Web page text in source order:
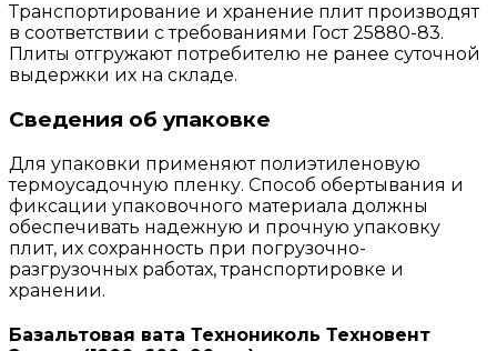
Транспортирование и хранение плит производят
в соответствии с требованиями Гост 25880-83.
Плиты отгружают потребителю не ранее суточной
выдержки их на складе.
Сведения об упаковке
Для упаковки применяют полиэтиленовую
термоусадочную пленку. Способ обертывания и
фиксации упаковочного материала должны
обеспечивать надежную и прочную упаковку
плит, их сохранность при погрузочно-
разгрузочных работах, транспортировке и
хранении.
Базальтовая вата Технониколь Техновент